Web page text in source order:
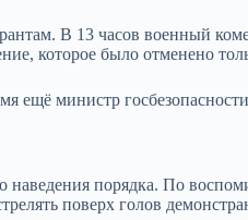
В 13 часов военный
которое было отменено
ещё министр
наведения порядка. По
поверх голов